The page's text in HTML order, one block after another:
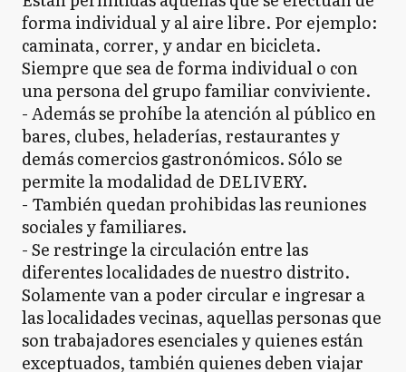
forma individual y al aire libre. Por ejemplo:
caminata, correr, y andar en bicicleta.
Siempre que sea de forma individual o con
una persona del grupo familiar conviviente.
- Además se prohíbe la atención al público en
bares, clubes, heladerías, restaurantes y
demás comercios gastronómicos. Sólo se
permite la modalidad de DELIVERY.
- También quedan prohibidas las reuniones
sociales y familiares.
- Se restringe la circulación entre las
diferentes localidades de nuestro distrito.
Solamente van a poder circular e ingresar a
las localidades vecinas, aquellas personas que
son trabajadores esenciales y quienes están
exceptuados, también quienes deben viajar